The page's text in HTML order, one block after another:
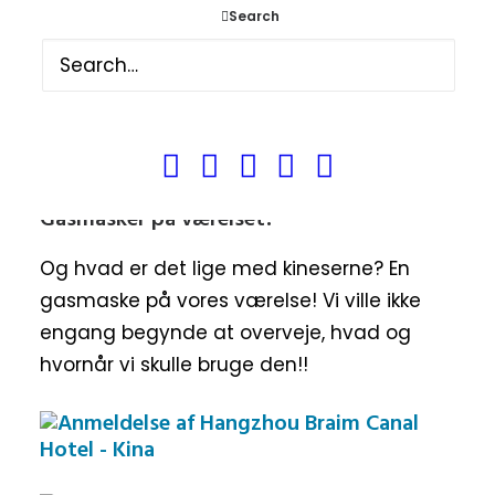
Search
udover kinesiske retter toast, juice og lidt
morgenmad som der var.
Gasmasker på værelset?
Og hvad er det lige med kineserne? En
gasmaske på vores værelse! Vi ville ikke
engang begynde at overveje, hvad og
hvornår vi skulle bruge den!!